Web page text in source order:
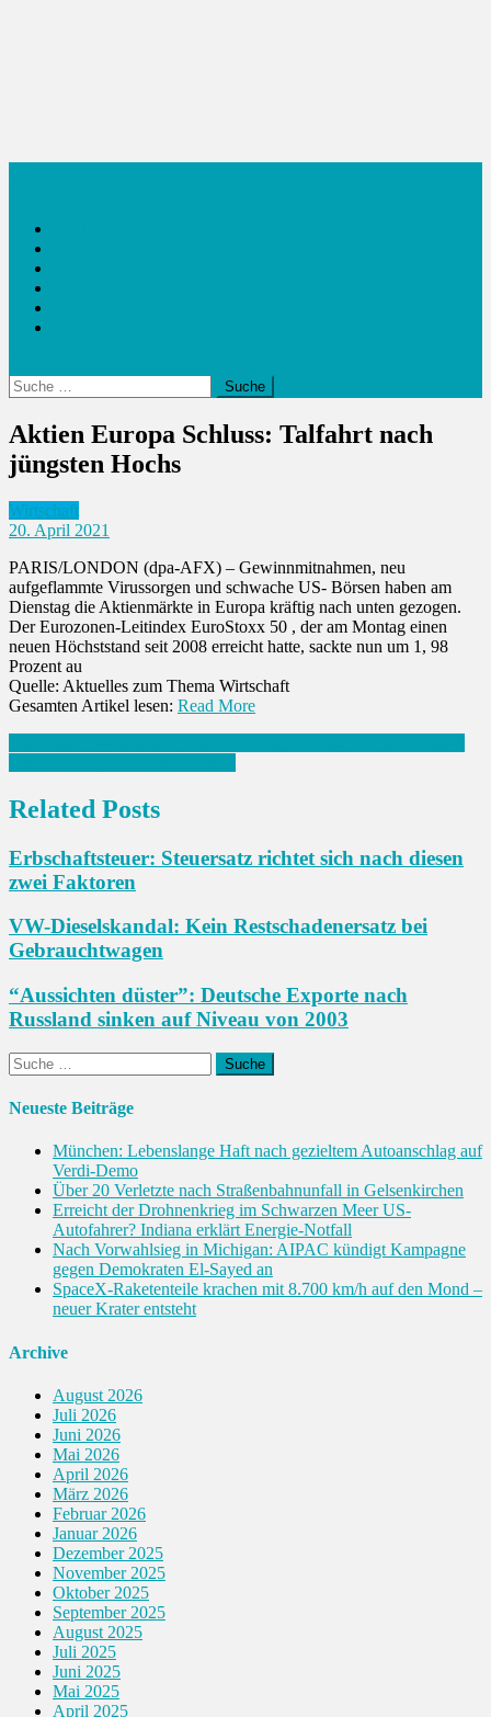
Suche
nach:
Aktien Europa Schluss: Talfahrt nach
jüngsten Hochs
Wirtschaft
20. April 2021
PARIS/LONDON (dpa-AFX) – Gewinnmitnahmen, neu
aufgeflammte Virussorgen und schwache US- Börsen haben am
Dienstag die Aktienmärkte in Europa kräftig nach unten gezogen.
Der Eurozonen-Leitindex EuroStoxx 50 , der am Montag einen
neuen Höchststand seit 2008 erreicht hatte, sackte nun um 1, 98
Prozent au
Quelle: Aktuelles zum Thema Wirtschaft
Gesamten Artikel lesen: Read More
Beitrags-
Navigation
Related Posts
Erbschaftsteuer: Steuersatz richtet sich nach diesen
zwei Faktoren
VW-Dieselskandal: Kein Restschadenersatz bei
Gebrauchtwagen
“Aussichten düster”: Deutsche Exporte nach
Russland sinken auf Niveau von 2003
Suche
nach:
Neueste Beiträge
München: Lebens­lange Haft nach gezieltem Autoanschlag auf
Verdi-Demo
Über 20 Verletzte nach Straßenbahnunfall in Gelsenkirchen
Erreicht der Drohnenkrieg im Schwarzen Meer US-
Autofahrer? Indiana erklärt Energie-Notfall
Nach Vorwahlsieg in Michigan: AIPAC kündigt Kampagne
gegen Demokraten El-Sayed an
SpaceX-Raketenteile krachen mit 8.700 km/h auf den Mond –
neuer Krater entsteht
Archive
August 2026
Juli 2026
Juni 2026
Mai 2026
April 2026
März 2026
Februar 2026
Januar 2026
Dezember 2025
November 2025
Oktober 2025
September 2025
August 2025
Juli 2025
Juni 2025
Mai 2025
April 2025